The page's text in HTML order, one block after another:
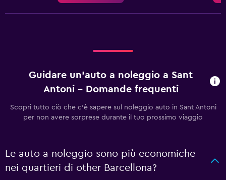
Guidare un'auto a noleggio a Sant
Antoni - Domande frequenti
Scopri tutto ciò che c'è sapere sul noleggio auto in Sant Antoni
per non avere sorprese durante il tuo prossimo viaggio
Le auto a noleggio sono più economiche
nei quartieri di other Barcellona?